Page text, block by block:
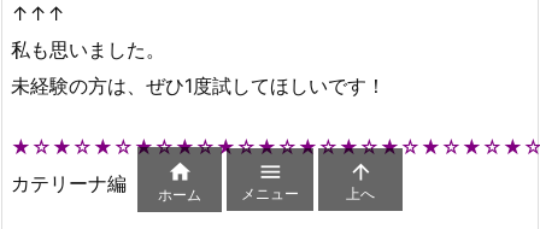
↑↑↑
私も思いました。
未経験の方は、ぜひ1度試してほしいです！
カテリーナ編

ホーム

メニュー

上へ